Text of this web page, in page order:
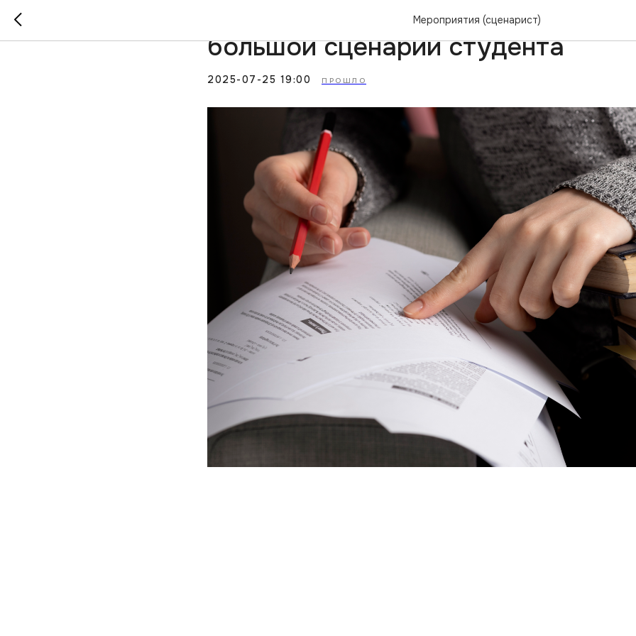
Мероприятия (сценарист)
Сценарная мастерская.
большой сценарий студента
2025-07-25 19:00 ПРОШЛО